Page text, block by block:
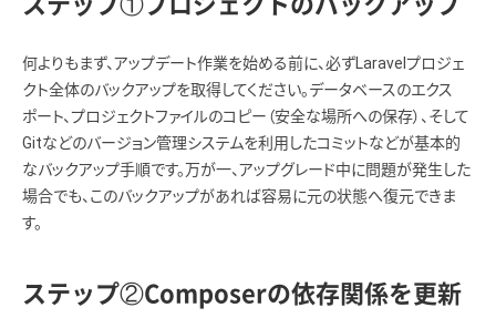
何よりもまず、アップデート作業を始める前に、必ずLaravelプロジェ
クト全体のバックアップを取得してください。データベースのエクス
ポート、プロジェクトファイルのコピー（安全な場所への保存）、そして
Gitなどのバージョン管理システムを利用したコミットなどが基本的
なバックアップ手順です。万が一、アップグレード中に問題が発生した
場合でも、このバックアップがあれば容易に元の状態へ復元できま
す。
ステップ②Composerの依存関係を更新